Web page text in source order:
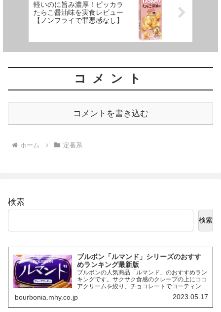
軽いのに旨み濃厚！ピッカラ
たらこ醤油味を実食レビュー
【ノンフライで罪悪感なし】
コメント
コメントを書き込む
ホーム 定番系
検索
検索
ブルボン「ルマンド」シリーズのおすす
めランキング最新版
ブルボンの人気商品「ルマンド」のおすすめラン
キングです。サクサク食感のクレープの上にココ
アクリームを絞り、チョコレートでコーティング
したお菓子「ルマンド」には、様々なフレーバー
の商品があります。ここでは、その中でも特にお
すすめの商品を3つご紹介します。
bourbonia.mhy.co.jp 2023.05.17